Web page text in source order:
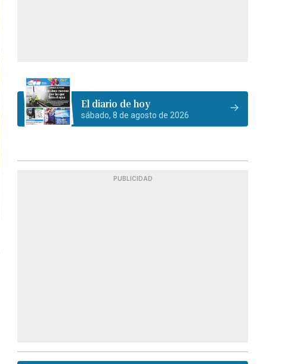
El diario de hoy
sábado, 8 de agosto de 2026
PUBLICIDAD